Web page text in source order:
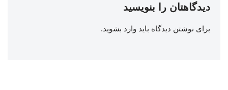
دیدگاهتان را بنویسید
برای نوشتن دیدگاه باید وارد بشوید.